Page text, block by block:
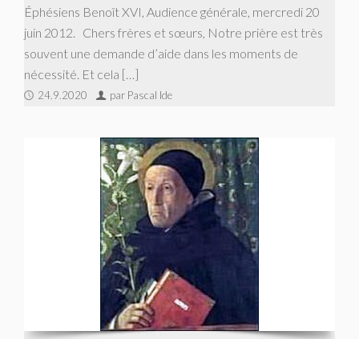
Éphésiens Benoît XVI, Audience générale, mercredi 20
juin 2012. Chers frères et sœurs, Notre prière est très
souvent une demande d’aide dans les moments de
nécessité. Et cela […]
24.9.2020 par Pascal Ide